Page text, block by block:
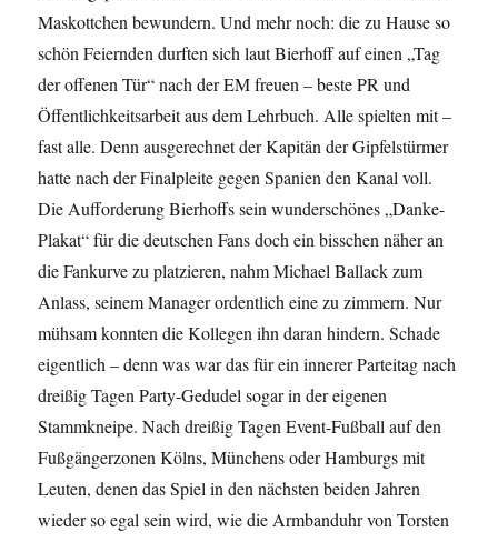
Maskottchen bewundern. Und mehr noch: die zu Hause so
schön Feiernden durften sich laut Bierhoff auf einen „Tag
der offenen Tür“ nach der EM freuen – beste PR und
Öffentlichkeitsarbeit aus dem Lehrbuch. Alle spielten mit –
fast alle. Denn ausgerechnet der Kapitän der Gipfelstürmer
hatte nach der Finalpleite gegen Spanien den Kanal voll.
Die Aufforderung Bierhoffs sein wunderschönes „Danke-
Plakat“ für die deutschen Fans doch ein bisschen näher an
die Fankurve zu platzieren, nahm Michael Ballack zum
Anlass, seinem Manager ordentlich eine zu zimmern. Nur
mühsam konnten die Kollegen ihn daran hindern. Schade
eigentlich – denn was war das für ein innerer Parteitag nach
dreißig Tagen Party-Gedudel sogar in der eigenen
Stammkneipe. Nach dreißig Tagen Event-Fußball auf den
Fußgängerzonen Kölns, Münchens oder Hamburgs mit
Leuten, denen das Spiel in den nächsten beiden Jahren
wieder so egal sein wird, wie die Armbanduhr von Torsten